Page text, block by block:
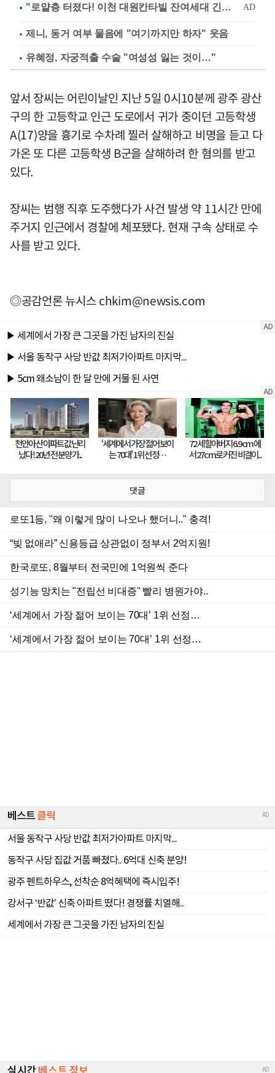
제니, 동거 여부 물음에 "여기까지만 하자" 웃음
유혜정, 자궁적출 수술 "여성성 잃는 것이…"
앞서 장씨는 어린이날인 지난 5일 0시10분께 광주 광산
구의 한 고등학교 인근 도로에서 귀가 중이던 고등학생
A(17)양을 흉기로 수차례 찔러 살해하고 비명을 듣고 다
가온 또 다른 고등학생 B군을 살해하려 한 혐의를 받고
있다.
장씨는 범행 직후 도주했다가 사건 발생 약 11시간 만에
주거지 인근에서 경찰에 체포됐다. 현재 구속 상태로 수
사를 받고 있다.
◎공감언론 뉴시스chkim@newsis.com
댓글